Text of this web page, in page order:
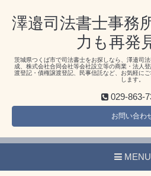
澤邉司法書士事務
力も再発
茨城県つくば市で司法書士をお探しなら、澤邉司
成、株式会社合同会社等会社設立等の商業・法人
渡登記・債権譲渡登記、民事信託など、お気軽に
します。
029-863-
お問い合わ
MENU